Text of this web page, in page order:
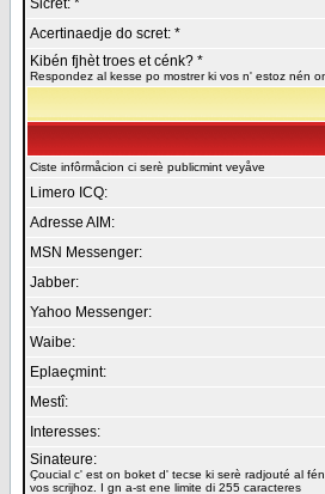
Sicret: *
Acertinaedje do scret: *
Kibén fjhèt troes et cénk? *
Respondez al kesse po mostrer ki vos n' estoz nén
Ciste infôrmåcion ci serè publicmint veyåve
Limero ICQ:
Adresse AIM:
MSN Messenger:
Jabber:
Yahoo Messenger:
Waibe:
Eplaeçmint:
Mestî:
Interesses:
Sinateure:
Çoucial c' est on boket d' tecse ki serè radjouté al
vos scrijhoz. I gn a-st ene limite di 255 caracteres